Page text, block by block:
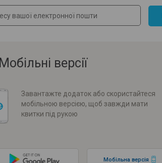
Мобільні версії
Завантажте додаток або скористайтеся
мобільною версією, щоб завжди мати
квитки під рукою
Мобільна версія